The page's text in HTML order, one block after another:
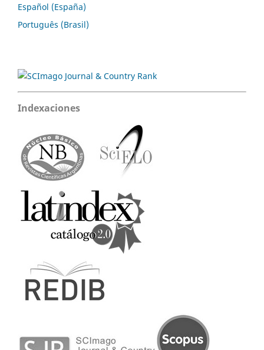
Español (España)
Português (Brasil)
Indexaciones